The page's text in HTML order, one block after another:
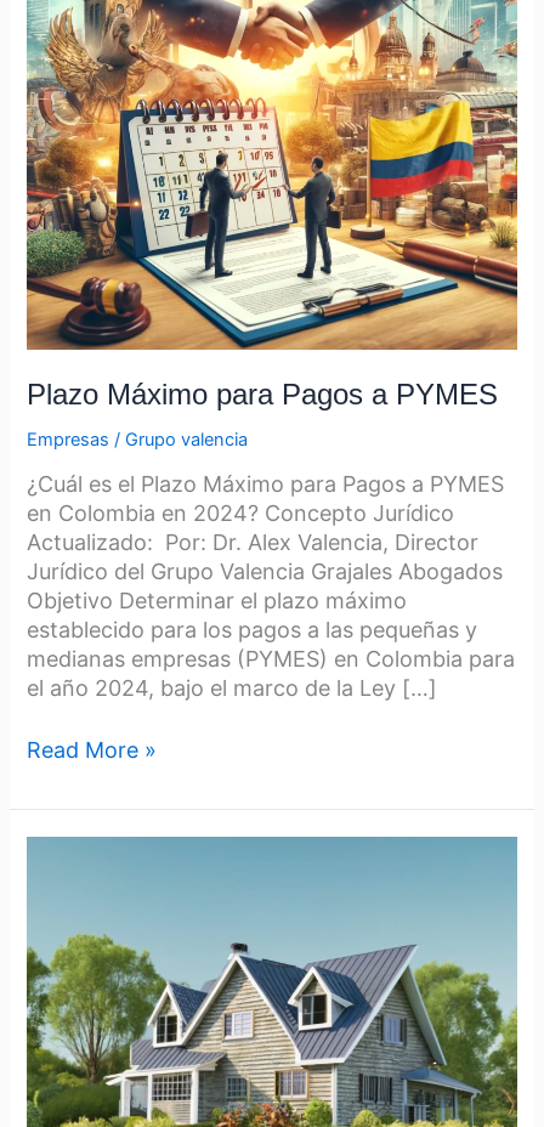
Plazo Máximo para Pagos a PYMES
Empresas /Grupo valencia
¿Cuál es el Plazo Máximo para Pagos a PYMES
en Colombia en 2024? Concepto Jurídico
Actualizado: Por: Dr. Alex Valencia, Director
Jurídico del Grupo Valencia Grajales Abogados
Objetivo Determinar el plazo máximo
establecido para los pagos a las pequeñas y
medianas empresas (PYMES) en Colombia para
el año 2024, bajo el marco de la Ley […]
PYMES
Read More »
suministro
de
agua
es
una
condición
esencial